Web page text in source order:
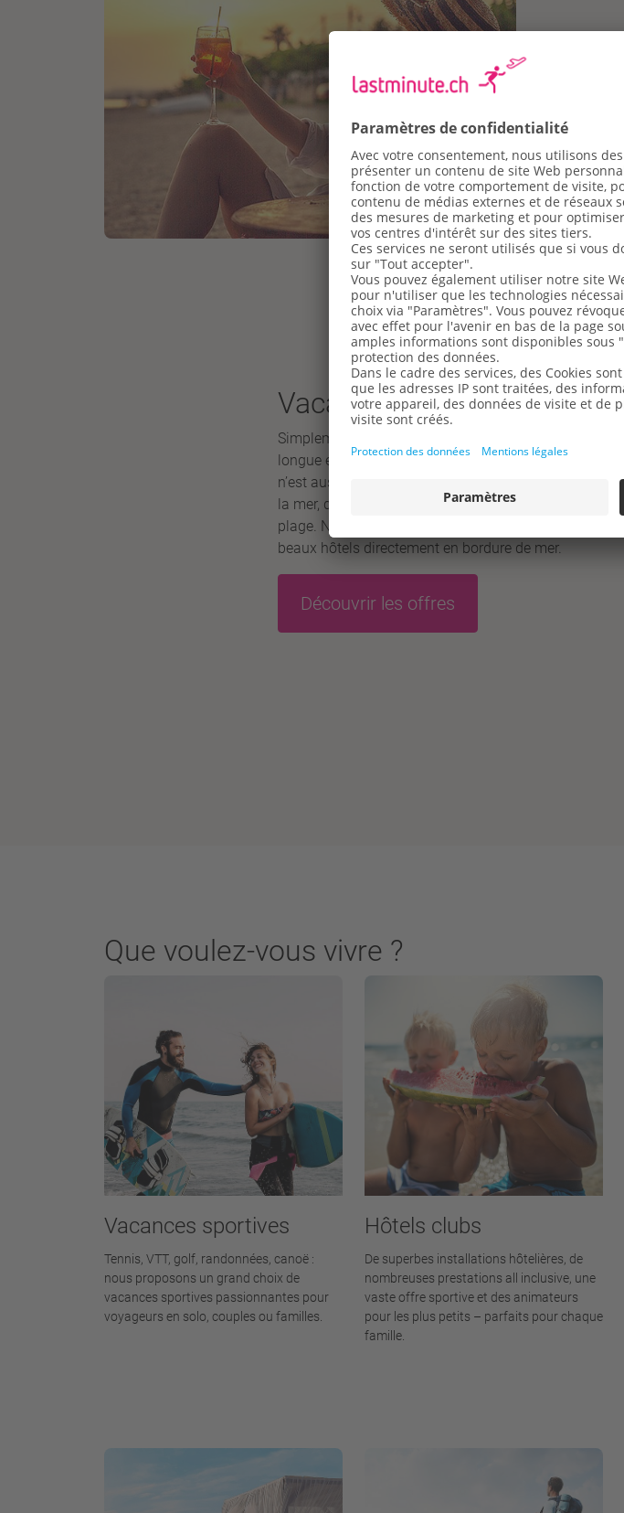
Vacances sur la plage
Simplement ne rien faire, se relaxer sur une chaise
longue en écoutant le clapotis des vagues : rien
n’est aussi reposant que des vacances au bord de
la mer, dans un hôtel situé directement sur la
plage. Nous avons sélectionné pour vous les plus
beaux hôtels directement en bordure de mer.
Découvrir les offres
Que voulez-vous vivre ?
Vacances sportives
Tennis, VTT, golf, randonnées, canoë :
nous proposons un grand choix de
vacances sportives passionnantes pour
voyageurs en solo, couples ou familles.
Hôtels clubs
De superbes installations hôtelières, de
nombreuses prestations all inclusive, une
vaste offre sportive et des animateurs
pour les plus petits – parfaits pour chaque
famille.